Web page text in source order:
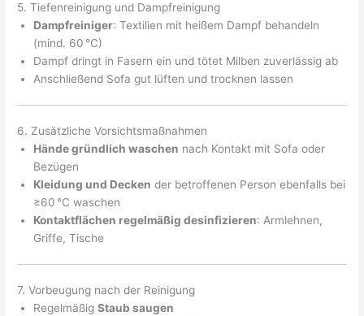
5. Tiefenreinigung und Dampfreinigung
Dampfreiniger: Textilien mit heißem Dampf behandeln
(mind. 60 °C)
Dampf dringt in Fasern ein und tötet Milben zuverlässig ab
Anschließend Sofa gut lüften und trocknen lassen
6. Zusätzliche Vorsichtsmaßnahmen
Hände gründlich waschen nach Kontakt mit Sofa oder
Bezügen
Kleidung und Decken der betroffenen Person ebenfalls bei
≥60 °C waschen
Kontaktflächen regelmäßig desinfizieren: Armlehnen,
Griffe, Tische
7. Vorbeugung nach der Reinigung
RegelmäßigStaub saugen